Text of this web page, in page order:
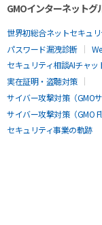
GMOインターネット
世界初総合ネットセキュリ
パスワード漏洩診断
セキュリティ相談AIチャッ
実在証明・盗聴対策
サイバー攻撃対策（GMO
サイバー攻撃対策（GMO
セキュリティ事業の軌跡